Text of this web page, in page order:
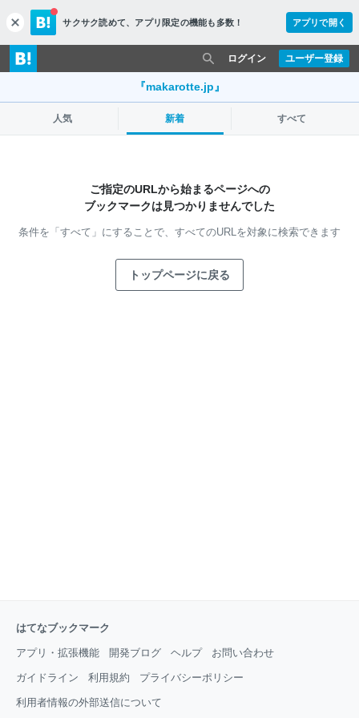
c
l
o
s
サクサク読めて、 アプリ限定の機能も多数！ アプリで開く
ユーザー登録
ログイン
『makarotte.jp』
人気 新着 すべて
ご指定のURLから始まるページへの
ブックマークは見つかりませんでした
条件を「すべて」にすることで、 すべてのURLを対象に検索できます
トップページに戻る
はてなブックマーク
アプリ・拡張機能 開発ブログ ヘルプ お問い合わせ
ガイドライン 利用規約 プライバシーポリシー
利用者情報の外部送信について